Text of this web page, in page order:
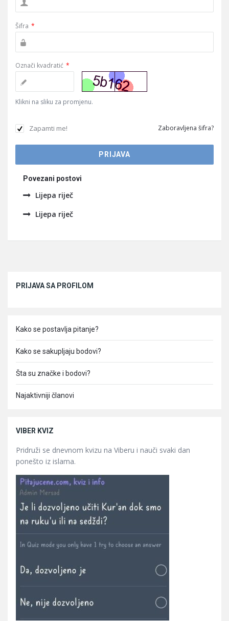
Šifra *
Označi kvadratić *
Klikni na sliku za promjenu.
Zapamti me! Zaboravljena šifra?
Povezani postovi
Lijepa riječ
Lijepa riječ
PRIJAVA SA PROFILOM
Kako se postavlja pitanje?
Kako se sakupljaju bodovi?
Šta su značke i bodovi?
Najaktivniji članovi
VIBER KVIZ
Pridruži se dnevnom kvizu na Viberu i nauči svaki dan
ponešto iz islama.